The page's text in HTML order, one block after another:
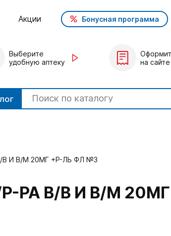
Акции Бонусная программа
Выберите
удобную аптеку
на сайте
И В/М 20МГ +Р-ЛЬ ФЛ №3
РА В/В И В/М